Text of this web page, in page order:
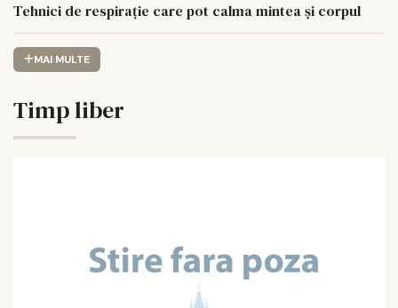
Tehnici de respirație care pot calma mintea și corpul
MAI MULTE
Timp liber